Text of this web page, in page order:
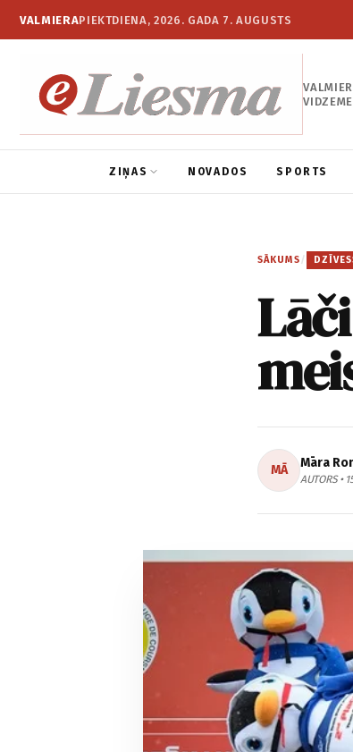
VALMIERAPIEKTDIENA, 2026. GADA 7. AUGUSTS
ZIŅAS NOVADOS SPORTS
SĀKUMS /
MĀ Māra
AUTORS •